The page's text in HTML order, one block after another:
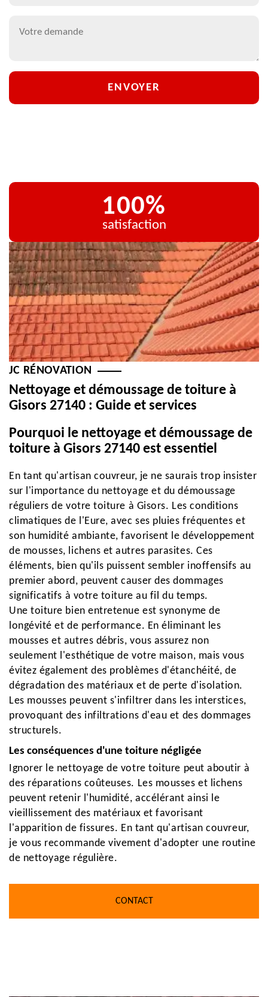
100%
satisfaction
JC RÉNOVATION
Nettoyage et démoussage de toiture à
Gisors 27140 : Guide et services
Pourquoi le nettoyage et démoussage de
toiture à Gisors 27140 est essentiel
En tant qu'artisan couvreur, je ne saurais trop insister
sur l'importance du nettoyage et du démoussage
réguliers de votre toiture à Gisors. Les conditions
climatiques de l'Eure, avec ses pluies fréquentes et
son humidité ambiante, favorisent le développement
de mousses, lichens et autres parasites. Ces
éléments, bien qu'ils puissent sembler inoffensifs au
premier abord, peuvent causer des dommages
significatifs à votre toiture au fil du temps.
Une toiture bien entretenue est synonyme de
longévité et de performance. En éliminant les
mousses et autres débris, vous assurez non
seulement l'esthétique de votre maison, mais vous
évitez également des problèmes d'étanchéité, de
dégradation des matériaux et de perte d'isolation.
Les mousses peuvent s'infiltrer dans les interstices,
provoquant des infiltrations d'eau et des dommages
structurels.
Les conséquences d'une toiture négligée
Ignorer le nettoyage de votre toiture peut aboutir à
des réparations coûteuses. Les mousses et lichens
peuvent retenir l'humidité, accélérant ainsi le
vieillissement des matériaux et favorisant
l'apparition de fissures. En tant qu'artisan couvreur,
je vous recommande vivement d'adopter une routine
de nettoyage régulière.
CONTACT